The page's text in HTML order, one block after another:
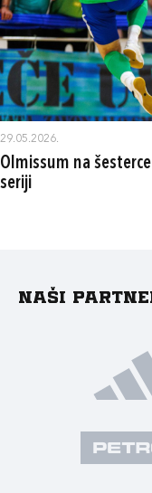
29.05.2026.
Olmissum na
seriji
Naši